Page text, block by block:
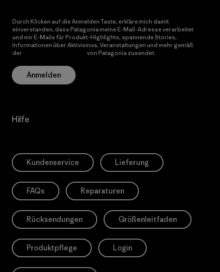
Durch Klicken auf die Anmelden Taste, erkläre mich damit
einverstanden, dass Patagonia meine E-Mail-Adresse verarbeitet
und mir E-Mails für Produkt-Highlights, spannende Stories,
Informationen über Aktivismus, Veranstaltungen und mehr gemäß
der
von Patagonia zusendet.
Anmelden
Hilfe
Kundenservice Lieferung
FAQs Reparaturen
Rücksendungen Größenleitfaden
Produktpflege Login